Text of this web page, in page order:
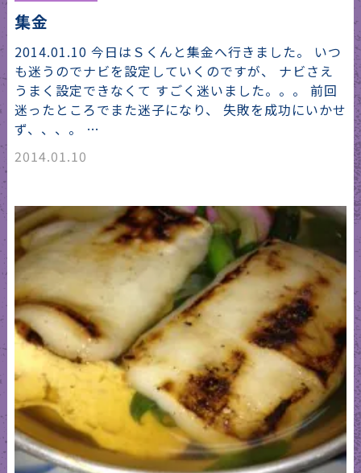
集金
2014.01.10 今日はＳくんと集金へ行きました。 いつ
も迷うのでナビを設定していくのですが、 ナビさえ
うまく設定できなくて すごく迷いました。。。 前回
迷ったところでまた迷子になり、 失敗を成功にいかせ
ず、、、。 …
2014.01.10